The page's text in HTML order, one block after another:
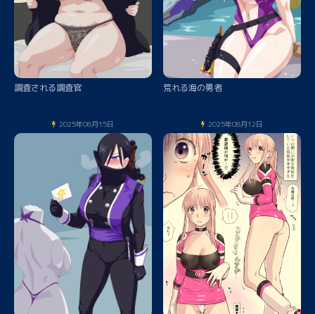
調査される調査官 荒れる海の勇者
2025年08月15日 2025年08月12日